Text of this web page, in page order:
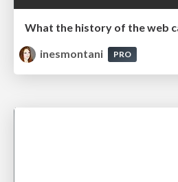
inesmontani
PRO